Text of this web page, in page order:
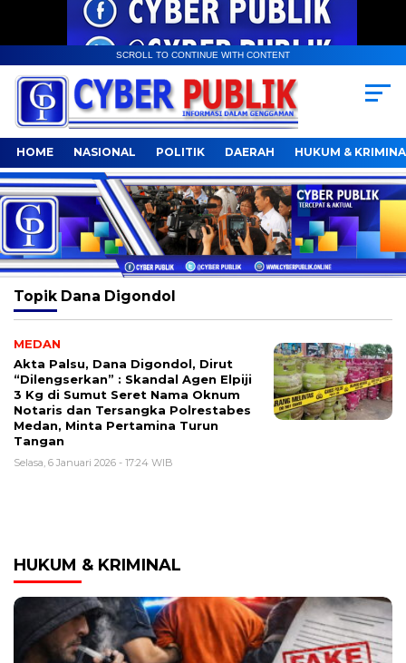
SCROLL TO CONTINUE WITH CONTENT
HOME NASIONAL POLITIK DAERAH HUKUM &
Topik Dana Digondol
MEDAN
Akta Palsu, Dana Digondol, Dirut
“Dilengserkan” : Skandal Agen Elpiji
3 Kg di Sumut Seret Nama Oknum
Notaris dan Tersangka Polrestabes
Medan, Minta Pertamina Turun
Tangan
Selasa, 6 Januari 2026 - 17:24 WIB
HUKUM & KRIMINAL